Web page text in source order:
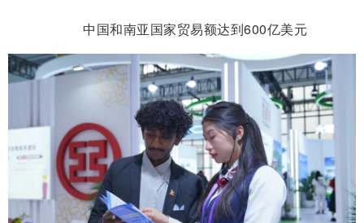
中国和南亚国家贸易额达到600亿美元